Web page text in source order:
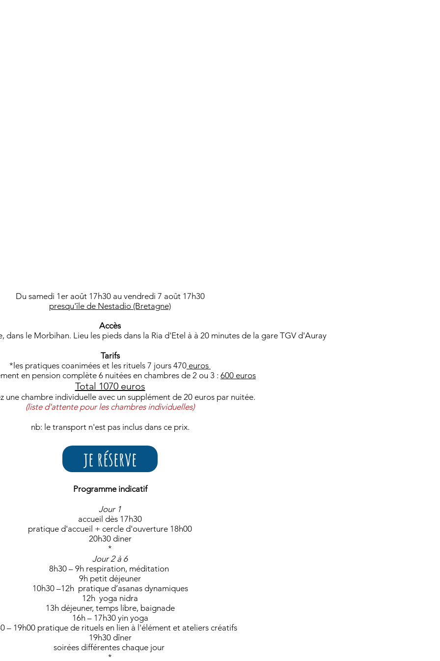
Du samedi 1er août 17h30 au vendredi 7 août 17h30
presqu'île de Nestadio (Bretagne)
Accès
dans le Morbihan. Lieu les pieds dans la Ria d'Etel à à 20 minutes de la gare TGV d'Auray
Tarifs
*les pratiques coanimées et les rituels 7 jours 470 euros
en pension complète 6 nuitées en chambres de 2 ou 3 : 600 euros
Total 1070 euros
une chambre individuelle avec un supplément de 20 euros par nuitée.
(liste d'attente pour les chambres individuelles)
nb: le transport n'est pas inclus dans ce prix.
je réserve
Programme indicatif
Jour 1
accueil dès 17h30
pratique d'accueil + cercle d'ouverture 18h00
20h30 diner
*
Jour 2 à 6
8h30 – 9h respiration, méditation
9h petit déjeuner
10h30 –12h pratique d’asanas dynamiques
12h yoga nidra
13h déjeuner, temps libre, baignade
16h – 17h30 yin yoga
– 19h00 pratique de rituels en lien à l'élément et ateliers créatifs
19h30 dîner
soirées différentes chaque jour
*